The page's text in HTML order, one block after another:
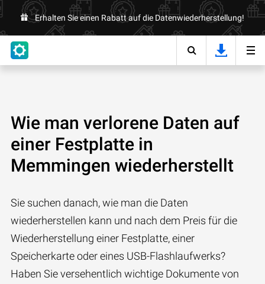
Erhalten Sie einen Rabatt auf die Datenwiederherstellung!
Wie man verlorene Daten auf
einer Festplatte in
Memmingen wiederherstellt
Sie suchen danach, wie man die Daten
wiederherstellen kann und nach dem Preis für die
Wiederherstellung einer Festplatte, einer
Speicherkarte oder eines USB-Flashlaufwerks?
Haben Sie versehentlich wichtige Dokumente von